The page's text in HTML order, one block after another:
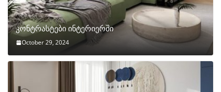
კონტრასტები ინტერიერში
October 29, 2024